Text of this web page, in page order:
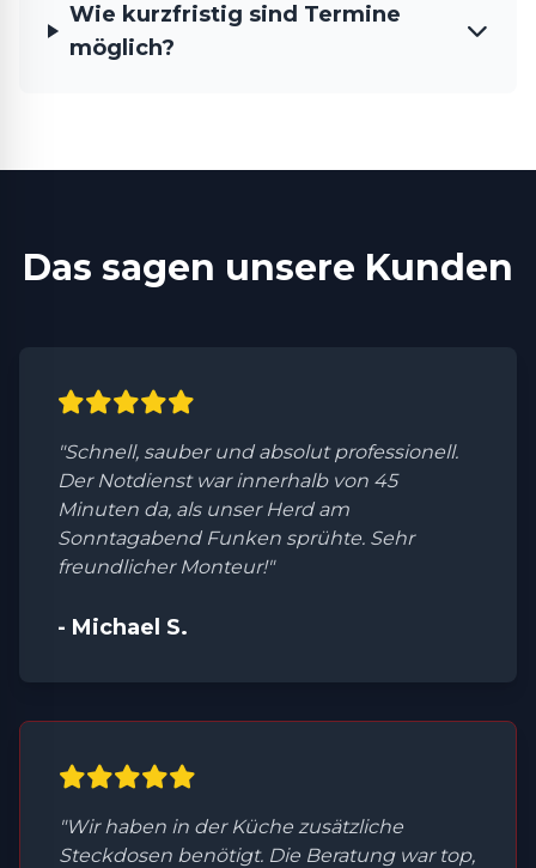
Wie kurzfristig sind Termine
möglich?
Das sagen unsere Kunden
"Schnell, sauber und absolut professionell.
Der Notdienst war innerhalb von 45
Minuten da, als unser Herd am
Sonntagabend Funken sprühte. Sehr
freundlicher Monteur!"
- Michael S.
"Wir haben in der Küche zusätzliche
Steckdosen benötigt. Die Beratung war top,